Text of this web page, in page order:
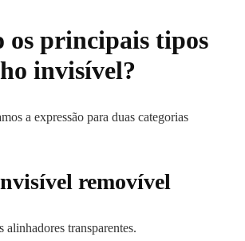
os principais tipos
invisível?
a expressão para duas categorias
removível
alinhadores transparentes.